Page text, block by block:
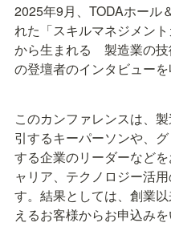
2025年9月、TODAホール
れた「スキルマネジメン
から生まれる　製造業の技
の登壇者のインタビューを
このカンファレンスは、
引するキーパーソンや、
する企業のリーダーなど
ャリア、テクノロジー活
す。結果としては、創業
えるお客様からお申込みを